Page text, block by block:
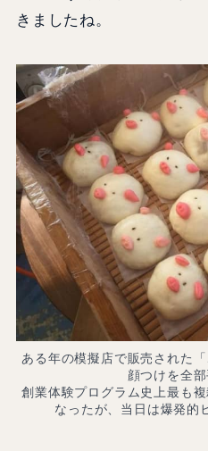
きましたね。
ある年の模擬店で販売された
顔つけを全
創業体験プログラム史上最も
なったが、当日は爆発的